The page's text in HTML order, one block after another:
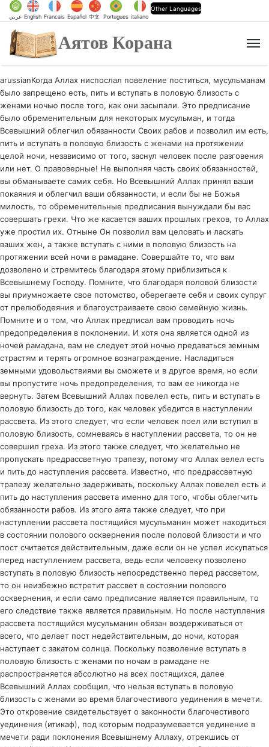
عربي English Francais Español 中文 Portugues italiano
Other Languages
Аятов Корана
arussianКогда Аллах ниспослал повеление поститься, мусульманам
было запрещено есть, пить и вступать в половую близость с
женами ночью после того, как они засыпали. Это предписание
было обременительным для некоторых мусульман, и тогда
Всевышний облегчил обязанности Своих рабов и позволил им есть,
пить и вступать в половую близость с женами на протяжении
целой ночи, независимо от того, заснул человек после разговения
или нет. О правоверные! Не выполняя часть своих обязанностей,
вы обманываете самих себя. Но Всевышний Аллах принял ваши
покаяния и облегчил ваши обязанности, и если бы не Божья
милость, то обременительные предписания вынуждали бы вас
совершать грехи. Что же касается ваших прошлых грехов, то Аллах
уже простил их. Отныне Он позволил вам целовать и ласкать
ваших жен, а также вступать с ними в половую близость на
протяжении всей ночи в рамадане. Совершайте то, что вам
дозволено и стремитесь благодаря этому приблизиться к
Всевышнему Господу. Помните, что благодаря половой близости
вы приумножаете свое потомство, оберегаете себя и своих супруг
от прелюбодеяния и благоустраиваете свою семейную жизнь.
Помните и о том, что Аллах предписал вам проводить ночь
предопределения в поклонении. И хотя она является одной из
ночей рамадана, вам не следует этой ночью предаваться земным
страстям и терять огромное вознаграждение. Насладиться
земными удовольствиями вы сможете и в другое время, но если
вы пропустите ночь предопределения, то вам ее никогда не
вернуть. Затем Всевышний Аллах повелел есть, пить и вступать в
половую близость до того, как человек убедится в наступлении
рассвета. Из этого следует, что если человек поел или вступил в
половую близость, сомневаясь в наступлении рассвета, то он не
совершил греха. Из этого также следует, что желательно не
пропускать предрассветную трапезу, потому что Аллах велел есть
и пить до наступления рассвета. Известно, что предрассветную
трапезу желательно задерживать, поскольку Аллах повелел есть и
пить до наступления рассвета именно для того, чтобы облегчить
обязанности рабов. Из этого аята также следует, что при
наступлении рассвета постящийся мусульманин может находиться
в состоянии полового осквернения после половой близости и что
пост считается действительным, даже если он не успел искупаться
перед наступлением рассвета, ведь если человеку позволено
вступать в половую близость непосредственно перед рассветом,
то он неизбежно встретит рассвет в состоянии полового
осквернения, и если само предписание является правильным, то
его следствие также является правильным. Но после наступления
рассвета постящийся мусульманин обязан воздерживаться от
всего, что делает пост недействительным, до ночи, которая
наступает с закатом солнца. Поскольку позволение вступать в
половую близость с женами по ночам в рамадане не
распространяется абсолютно на всех постящихся, далее
Всевышний Аллах сообщил, что нельзя вступать в половую
близость с женами во время благочестивого уединения в мечети.
Это откровение свидетельствует о законности благочестивого
уединения (итикаф), под которым подразумевается уединение в
мечети ради поклонения Всевышнему Аллаху, отрекшись от